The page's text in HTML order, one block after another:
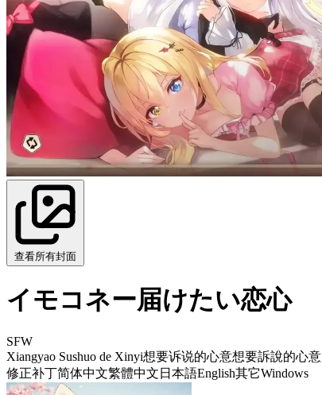
查看所有封面
イモコネー届けたい恋心
SFW
Xiangyao Sushuo de Xinyi想要诉说的心意想要訴說的心意
修正补丁简体中文繁體中文 日本語English其它Windows